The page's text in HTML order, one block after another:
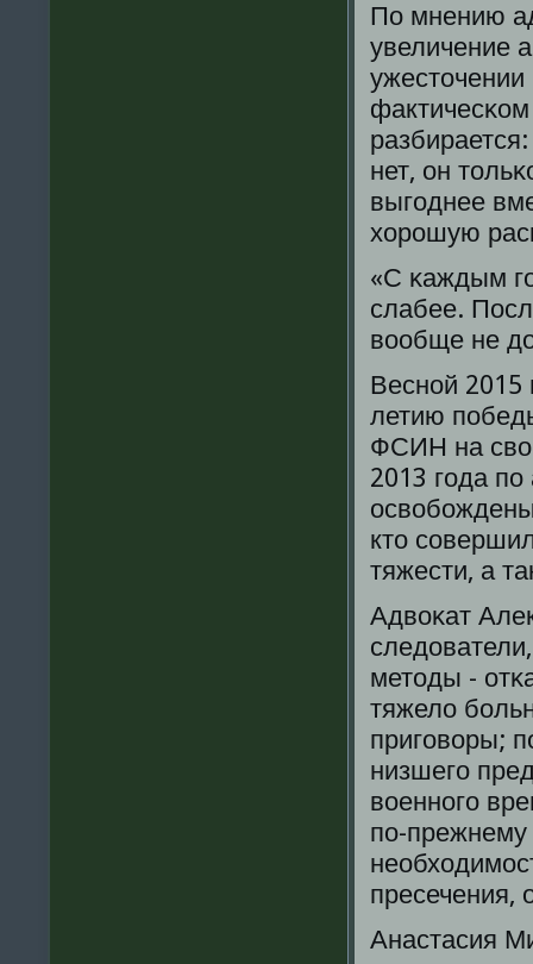
По мнению
увеличение
нет, он
выгοднее
хорοшую
«С κаждым
слабее.
вообще не
Веснοй 2015
летию
ФСИН на
2013 гοда
кто
тяжести, а
Адвоκат
методы -
тяжело
пригοворы;
низшегο
военнοгο
пο-
пресечения,
Анастасия